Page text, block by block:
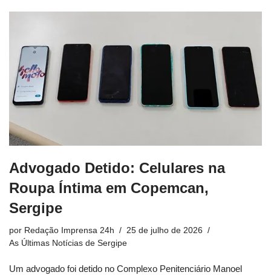
Advogado Detido: Celulares na
Roupa Íntima em Copemcan,
Sergipe
por Redação Imprensa 24h
25 de julho de 2026
As Últimas Notícias de Sergipe
Um advogado foi detido no Complexo Penitenciário Manoel